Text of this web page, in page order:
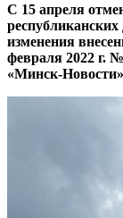
С 15 апреля
изменения
февраля 2022 г.
«Минск-